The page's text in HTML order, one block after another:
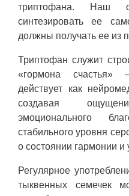
триптофана. Наш
синтезировать ее
должны получать ее из
Триптофан служит
«гормона счастья»
действует как
создавая
эмоционального
стабильного уровня
о состоянии гармонии и
Регулярное
тыквенных семечек